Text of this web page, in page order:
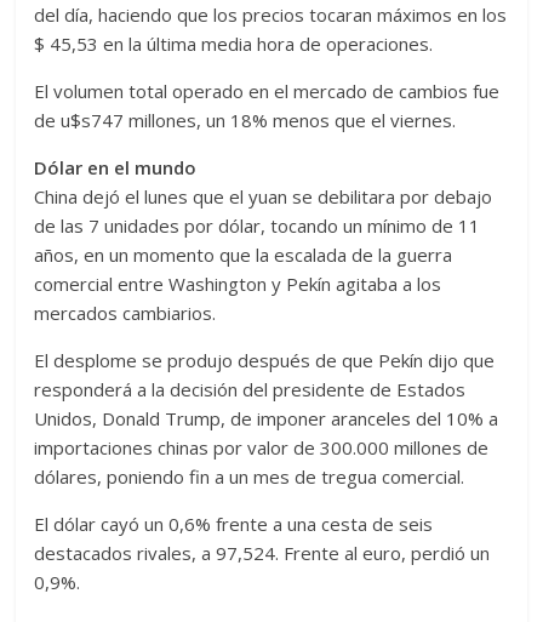
del día, haciendo que los precios tocaran máximos en los
$ 45,53 en la última media hora de operaciones.
El volumen total operado en el mercado de cambios fue
de u$s747 millones, un 18% menos que el viernes.
Dólar en el mundo
China dejó el lunes que el yuan se debilitara por debajo
de las 7 unidades por dólar, tocando un mínimo de 11
años, en un momento que la escalada de la guerra
comercial entre Washington y Pekín agitaba a los
mercados cambiarios.
El desplome se produjo después de que Pekín dijo que
responderá a la decisión del presidente de Estados
Unidos, Donald Trump, de imponer aranceles del 10% a
importaciones chinas por valor de 300.000 millones de
dólares, poniendo fin a un mes de tregua comercial.
El dólar cayó un 0,6% frente a una cesta de seis
destacados rivales, a 97,524. Frente al euro, perdió un
0,9%.